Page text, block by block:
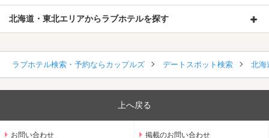
北海道・東北エリアからラブホテルを探す
ラブホテル検索・予約ならカップルズ デートスポット検索 北海
上へ戻る
お問い合わせ 掲載のお問い合わせ